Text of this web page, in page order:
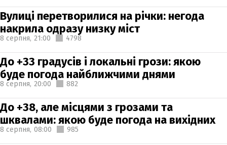
Вулиці перетворилися на річки: негода
накрила одразу низку міст
8 серпня, 21:00 4798
До +33 градусів і локальні грози: якою
буде погода найближчими днями
8 серпня, 20:00 882
До +38, але місцями з грозами та
шквалами: якою буде погода на вихідних
8 серпня, 08:00 985